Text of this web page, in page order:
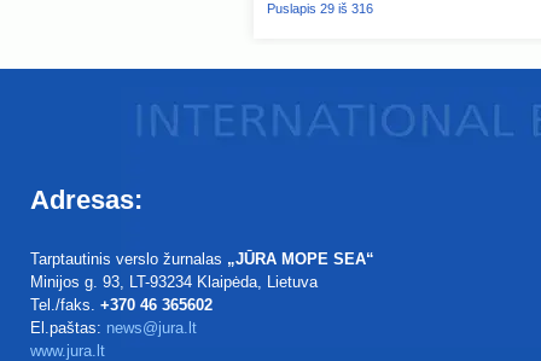
Puslapis 29 iš 316
Adresas:
Tarptautinis verslo žurnalas „JŪRA MOPE SEA“
Minijos g. 93 , LT-93234 Klaipėda, Lietuva
Tel./faks. +370 46 365602
El.paštas: news@jura.lt
www.jura.lt